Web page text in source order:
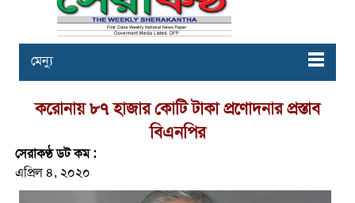
মেন্যু
করোনায় ৮৭ হাজার কোটি টাকা প্রণোদনার প্রস্তাব
বিএনপির
সেরাকণ্ঠ ডট কম :
এপ্রিল ৪, ২০২০